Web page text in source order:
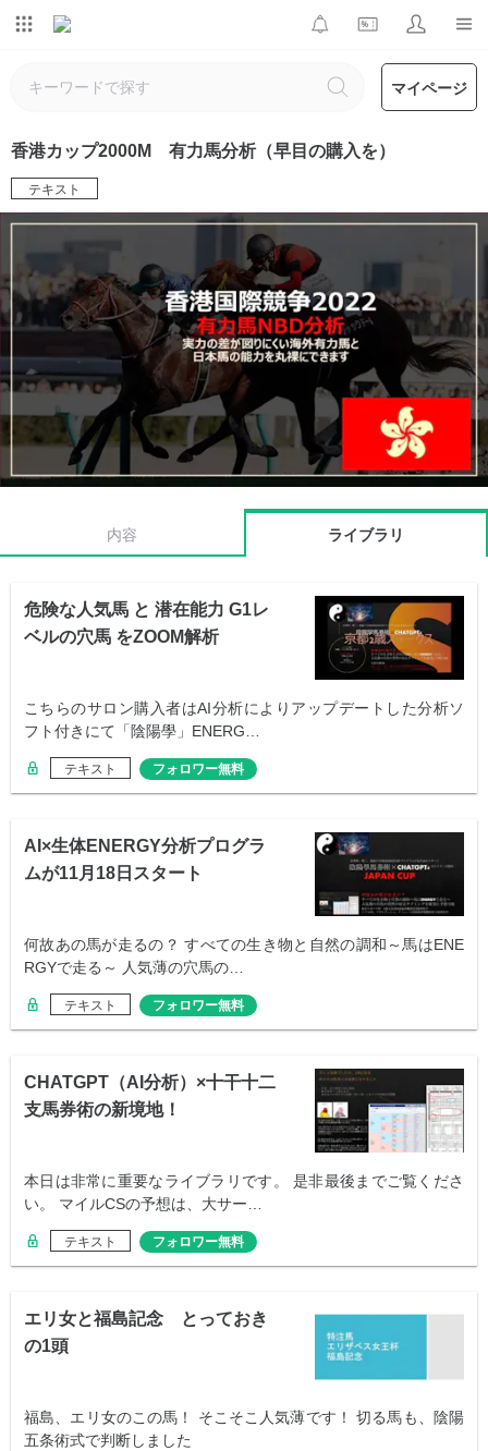
マイページ
香港カップ2000M 有力馬分析（早目の購入を）
テキスト
内容 ライブラリ
危険な人気馬 と 潜在能力 G1レ
ベルの穴馬 をZOOM解析
こちらのサロン購入者はAI分析によりアップデートした分析ソ
フト付きにて「陰陽學」ENERG…
テキスト フォロワー無料
AI×生体ENERGY分析プログラ
ムが11月18日スタート
何故あの馬が走るの？ すべての生き物と自然の調和～馬はENE
RGYで走る～ 人気薄の穴馬の…
テキスト フォロワー無料
CHATGPT（AI分析）×十干十二
支馬券術の新境地！
本日は非常に重要なライブラリです。 是非最後までご覧くださ
い。 マイルCSの予想は、大サー…
テキスト フォロワー無料
エリ女と福島記念 とっておき
の1頭
福島、エリ女のこの馬！ そこそこ人気薄です！ 切る馬も、陰陽
五条術式で判断しました